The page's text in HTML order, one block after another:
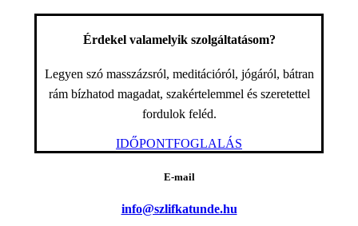
Érdekel valamelyik szolgáltatásom?
Legyen szó masszázsról, meditációról, jógáról, bátran
rám bízhatod magadat, szakértelemmel és szeretettel
fordulok feléd.
IDŐPONTFOGLALÁS
E-mail
info@szlifkatunde.hu